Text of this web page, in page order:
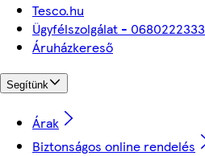
Tesco.hu
Ügyfélszolgálat - 0680222333
Áruházkereső
Segítünk
Árak
Biztonságos online rendelés